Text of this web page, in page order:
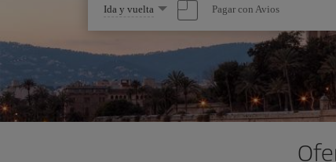
Seleccione
una
opción
Ida y vuelta Pagar con Avios